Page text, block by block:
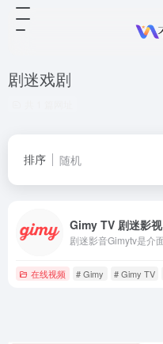
剧迷戏剧
排序 随机
Gimy TV 剧迷影视
在线视频 # Gimy # Gimy TV